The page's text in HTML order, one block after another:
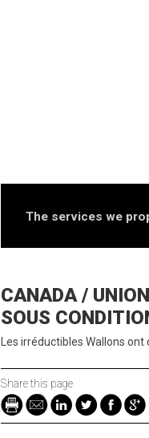
The services we
CANADA /
SOUS
Les irréductibles Wallons
Share this page